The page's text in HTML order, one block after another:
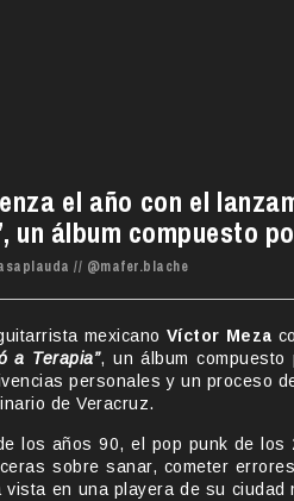
el año con el
un álbum compuesto
// @mafer.blache
mexicano Víctor Meza
a Terapia”, un álbum
personales y un proceso
de Veracruz.
los años 90, el pop punk de
sobre sanar, cometer
en una playera de su